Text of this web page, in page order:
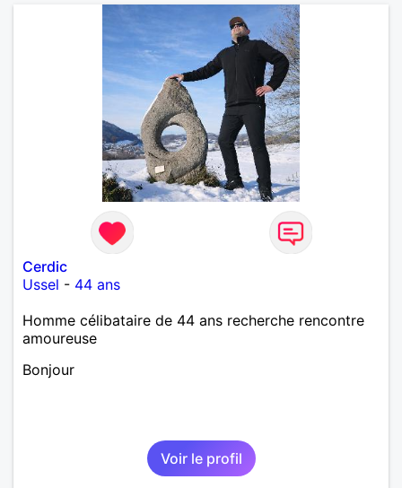
Cerdic
Ussel - 44 ans
Homme célibataire de 44 ans recherche rencontre
amoureuse
Bonjour
Voir le profil